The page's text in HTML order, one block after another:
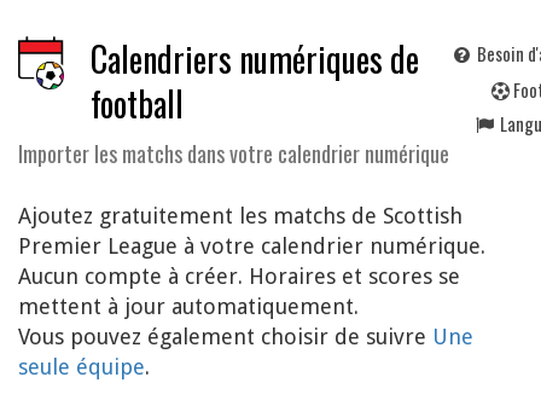
Calendriers numériques de
football
Importer les matchs dans votre calendrier numérique
Besoin
F
Ajoutez gratuitement les matchs de Scottish
Premier League à votre calendrier numérique.
Aucun compte à créer. Horaires et scores se
mettent à jour automatiquement.
Vous pouvez également choisir de suivre Une
seule équipe.